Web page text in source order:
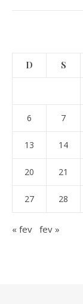
D S
6 7
13 14
20 21
27 28
« fev fev »